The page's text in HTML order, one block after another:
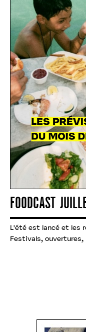
FOODCAST
L'été est lancé et les
Festivals, ouvertures,